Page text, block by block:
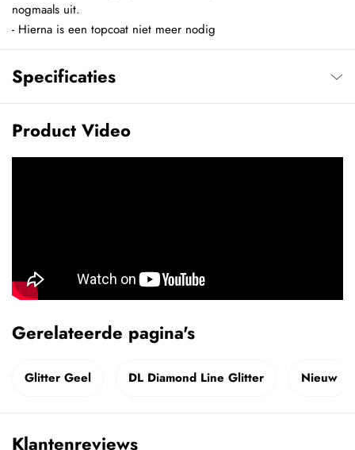
nogmaals uit.
- Hierna is een topcoat niet meer nodig
Specificaties
Product Video
Gerelateerde pagina's
Glitter Geel DL Diamond Line Glitter Nieuw
Klantenreviews